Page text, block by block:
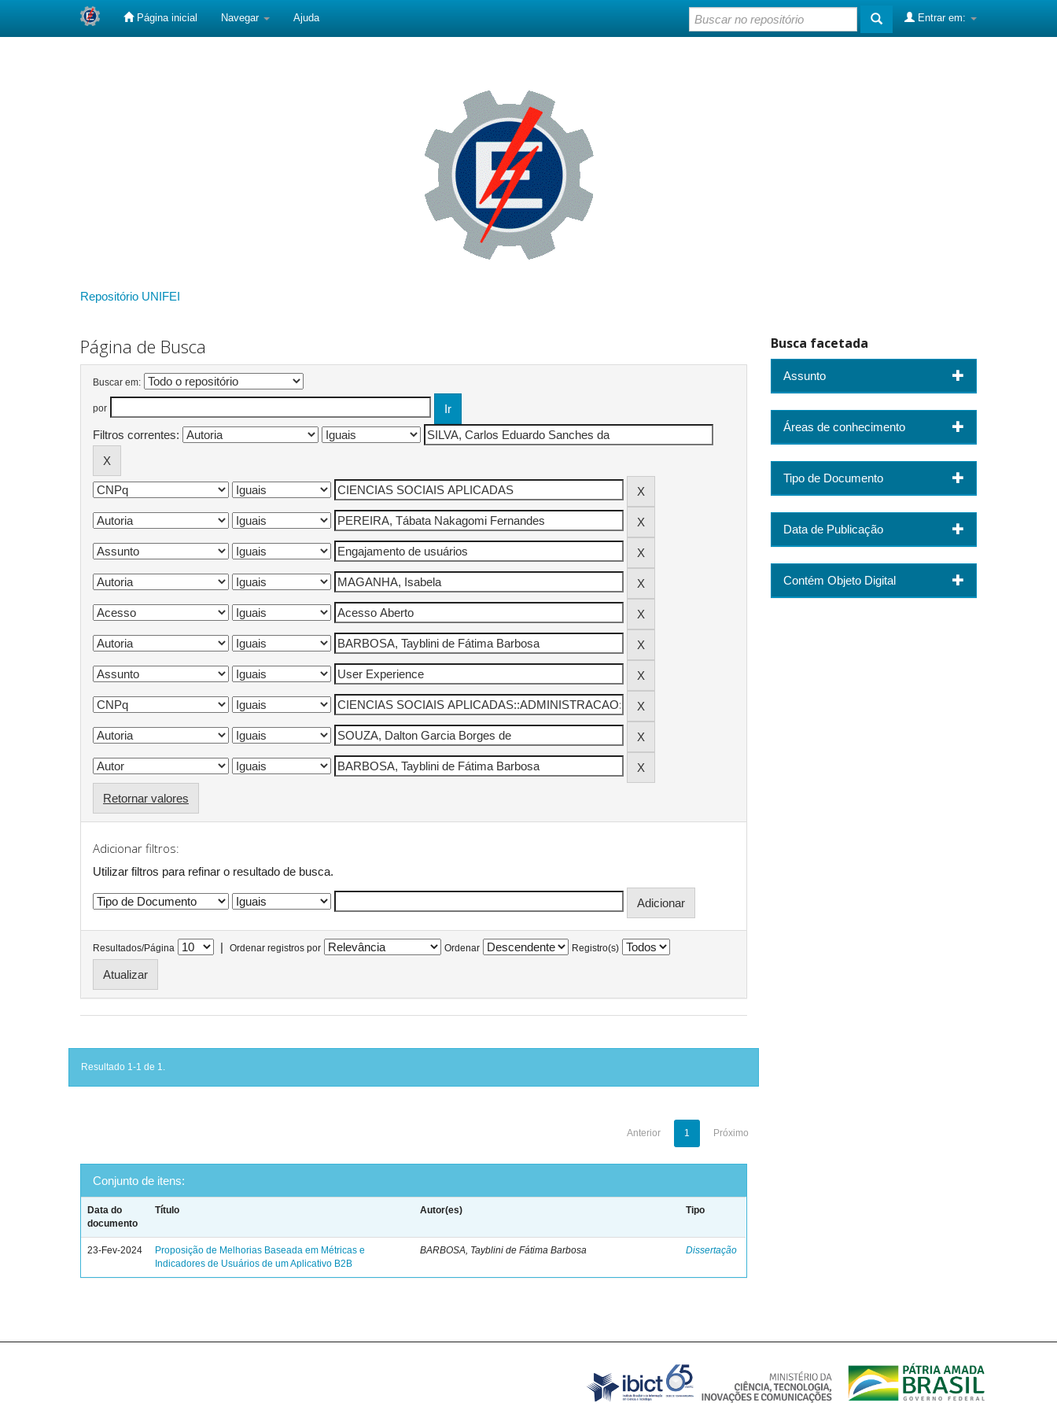
Página inicial Navegar Ajuda Entrar em:
Repositório UNIFEI
Página de Busca
Buscar em:
por
Filtros correntes:
Retornar valores
Adicionar filtros:
Utilizar filtros para refinar o resultado de busca.
Resultados/Página | Ordenar registros por Ordenar Registro(s)
Resultado 1-1 de 1.
Anterior 1 Próximo
Conjunto de itens:
Data do
documento
Título Autor(es) Tipo
23-Fev-2024
Proposição de Melhorias Baseada em Métricas e
Indicadores de Usuários de um Aplicativo B2B
BARBOSA, Tayblini de Fátima Barbosa Dissertação
Busca facetada
Assunto
Áreas de conhecimento
Tipo de Documento
Data de Publicação
Contém Objeto Digital